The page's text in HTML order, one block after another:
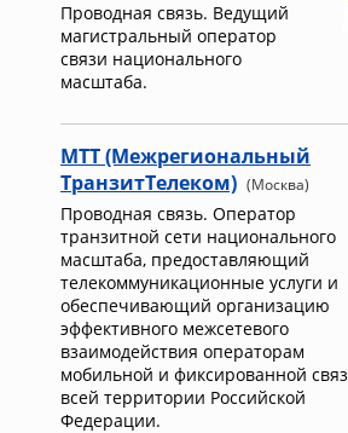
Проводная связь. Ведущий
магистральный оператор
связи национального
масштаба.
МТТ (Межрегиональный
ТранзитТелеком) (Москва)
Проводная связь. Оператор
транзитной сети национального
масштаба, предоставляющий
телекоммуникационные услуги и
обеспечивающий организацию
эффективного межсетевого
взаимодействия операторам
мобильной и фиксированной
всей территории Российской
Федерации.